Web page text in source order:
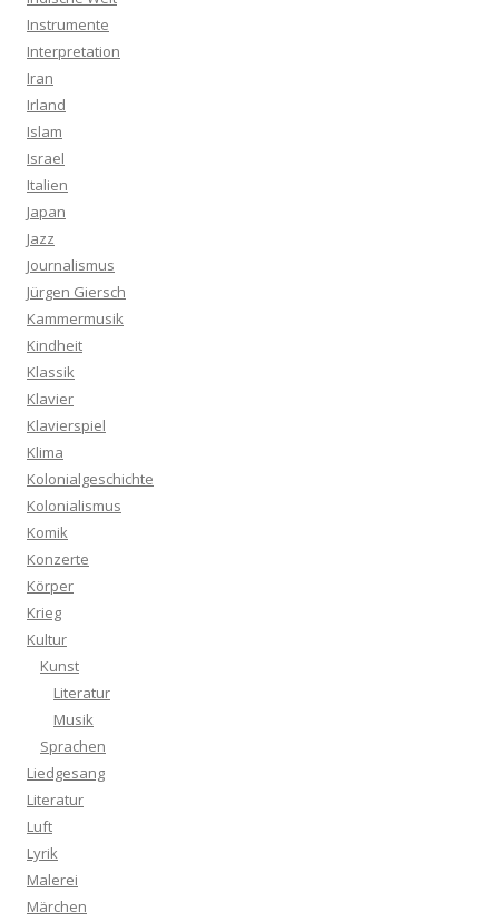
Instrumente
Interpretation
Iran
Irland
Islam
Israel
Italien
Japan
Jazz
Journalismus
Jürgen Giersch
Kammermusik
Kindheit
Klassik
Klavier
Klavierspiel
Klima
Kolonialgeschichte
Kolonialismus
Komik
Konzerte
Körper
Krieg
Kultur
Kunst
Literatur
Musik
Sprachen
Liedgesang
Literatur
Luft
Lyrik
Malerei
Märchen